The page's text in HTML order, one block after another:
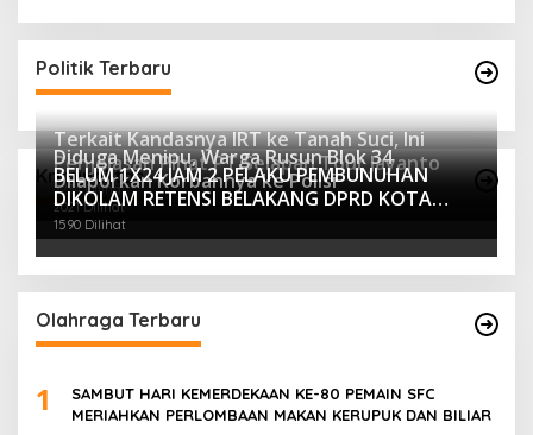
Politik Terbaru
Kriminalitas
Terkait Kandasnya IRT ke Tanah Suci, Ini
Penjelasan Pihat PT Selapan Tour Jayanto
2234 Dilihat
Diduga Menipu, Warga Rusun Blok 34
Dilaporkan Korbannya ke Polisi
2021 Dilihat
BELUM 1X24 JAM 2 PELAKU PEMBUNUHAN
DIKOLAM RETENSI BELAKANG DPRD KOTA
PALEMBANG TELAH DIRINGKUS ANGGOTA
POLSEK SU 1 PALEMBANG.
1590 Dilihat
Olahraga Terbaru
1
SAMBUT HARI KEMERDEKAAN KE-80 PEMAIN SFC
MERIAHKAN PERLOMBAAN MAKAN KERUPUK DAN BILIAR